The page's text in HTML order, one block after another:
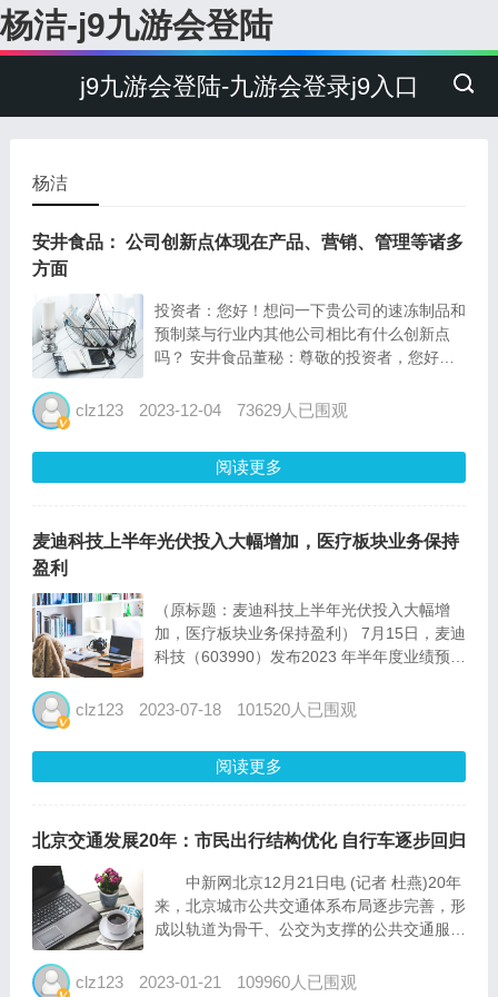
杨洁-j9九游会登陆
j9九游会登陆-九游会登录j9入口
杨洁
安井食品： 公司创新点体现在产品、营销、管理等诸多
方面
投资者：您好！想问一下贵公司的速冻制品和
预制菜与行业内其他公司相比有什么创新点
吗？ 安井食品董秘：尊敬的投资者，您好：
面。产品方面，公司按照“研发一代、生产一
和推广，坚持每年聚焦培...
clz123 2023-12-04 73629人已围观
阅读更多
麦迪科技上半年光伏投入大幅增加，医疗板块业务保持
盈利
（原标题：麦迪科技上半年光伏投入大幅增
加，医疗板块业务保持盈利） 7月15日，麦迪
科技（603990）发布2023 年半年度业绩预
公司股东的净利润为-6120万元到-5100万
经...
clz123 2023-07-18 101520人已围观
阅读更多
北京交通发展20年：市民出行结构优化 自行车逐步回归
中新网北京12月21日电 (记者 杜燕)20年
来，北京城市公共交通体系布局逐步完善，形
成以轨道为骨干、公交为支撑的公共交通服务
色出行比例达74.0%，出行结构正在不断优
clz123 2023-01-21 109960人已围观